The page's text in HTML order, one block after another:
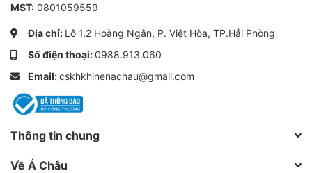
Vận chuyển giao hàng toàn quốc
MST: 0801059559
Địa chỉ: Lô 1.2 Hoàng Ngân, P. Việt Hòa, TP.Hải Phòng
Số điện thoại:0988.913.060
Email:cskhkhinenachau@gmail.com
Thông tin chung
Về Á Châu